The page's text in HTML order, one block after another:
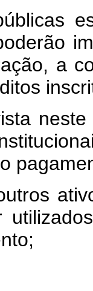
a